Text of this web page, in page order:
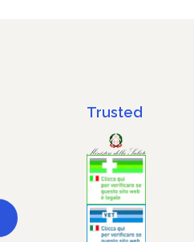
Trusted